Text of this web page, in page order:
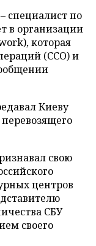
специалист по
в организации
которая
(ССО) и
Киеву
свою
центров
СБУ
своего